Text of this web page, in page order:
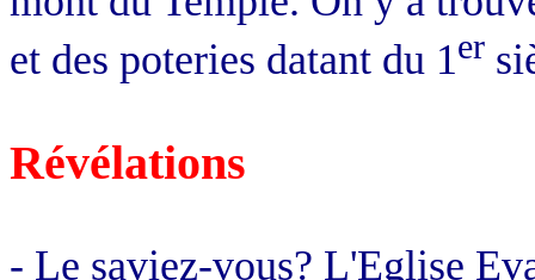
et des poteries datant du 1er
Révélations
- Le saviez-vous? L'Eglise